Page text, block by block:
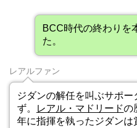
BCC時代の終わりを
た。
レアルファン
ジダンの解任を叫ぶサポー
ず。
レアル・マドリードの
年に指揮を執ったジダンは